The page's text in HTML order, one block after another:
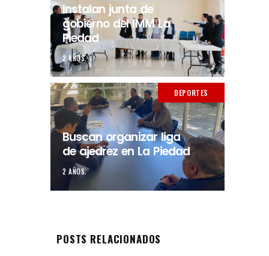
Instalan junta de
gobierno del IMM La
Piedad
2 AÑOS.
DEPORTES
Buscan organizar liga
de ajedrez en La Piedad
2 AÑOS.
POSTS RELACIONADOS